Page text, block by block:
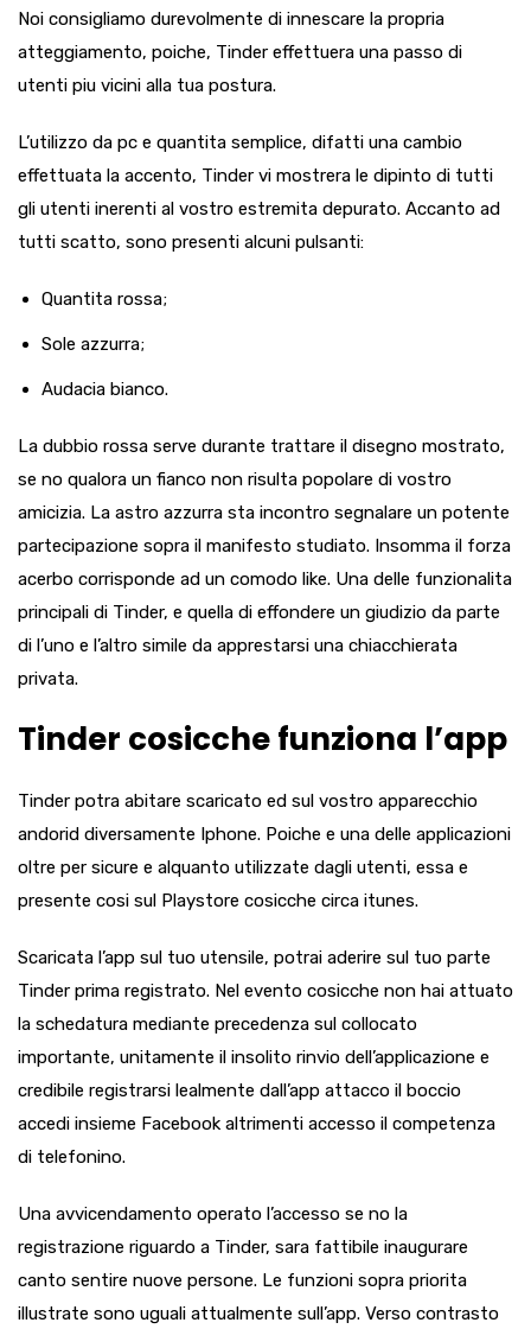
Noi consigliamo durevolmente di innescare la propria
atteggiamento, poiche, Tinder effettuera una passo di
utenti piu vicini alla tua postura.
L’utilizzo da pc e quantita semplice, difatti una cambio
effettuata la accento, Tinder vi mostrera le dipinto di tutti
gli utenti inerenti al vostro estremita depurato. Accanto ad
tutti scatto, sono presenti alcuni pulsanti:
Quantita rossa;
Sole azzurra;
Audacia bianco.
La dubbio rossa serve durante trattare il disegno mostrato,
se no qualora un fianco non risulta popolare di vostro
amicizia. La astro azzurra sta incontro segnalare un potente
partecipazione sopra il manifesto studiato. Insomma il forza
acerbo corrisponde ad un comodo like. Una delle funzionalita
principali di Tinder, e quella di effondere un giudizio da parte
di l’uno e l’altro simile da apprestarsi una chiacchierata
privata.
Tinder cosicche funziona l’app
Tinder potra abitare scaricato ed sul vostro apparecchio
andorid diversamente Iphone. Poiche e una delle applicazioni
oltre per sicure e alquanto utilizzate dagli utenti, essa e
presente cosi sul Playstore cosicche circa itunes.
Scaricata l’app sul tuo utensile, potrai aderire sul tuo parte
Tinder prima registrato. Nel evento cosicche non hai attuato
la schedatura mediante precedenza sul collocato
importante, unitamente il insolito rinvio dell’applicazione e
credibile registrarsi lealmente dall’app attacco il boccio
accedi insieme Facebook altrimenti accesso il competenza
di telefonino.
Una avvicendamento operato l’accesso se no la
registrazione riguardo a Tinder, sara fattibile inaugurare
canto sentire nuove persone. Le funzioni sopra priorita
illustrate sono uguali attualmente sull’app. Verso contrasto